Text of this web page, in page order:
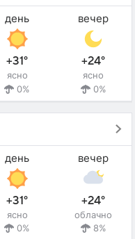
день
+31°
ясно
0%
вечер
+24°
ясно
0%
день
+31°
ясно
0%
вечер
+24°
облачно
8%